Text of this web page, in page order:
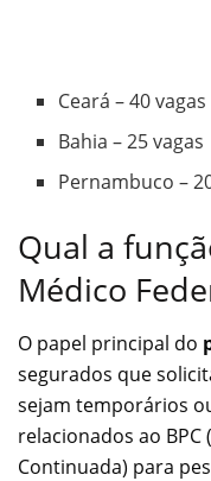
Ceará – 40 vagas
Bahia – 25 vagas
Pernambuco –
Qual a
Médico
O papel principal do
segurados que
sejam temporários
relacionados ao BPC
Continuada) para